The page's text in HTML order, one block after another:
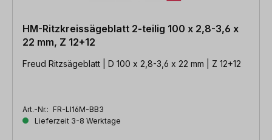
HM-Ritzkreissägeblatt 2-teilig 100 x 2,8-3,6 x
22 mm, Z 12+12
Freud Ritzsägeblatt | D 100 x 2,8-3,6 x 22 mm | Z 12+12
Art.-Nr.: FR-LI16M-BB3
Lieferzeit 3-8 Werktage